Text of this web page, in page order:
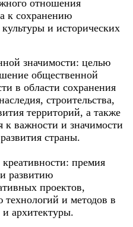
отношения
к сохранению
и исторических
значимости: целью
общественной
в области сохранения
строительства,
территорий, а также
к важности и значимости
страны.
премия
развитию
проектов,
технологий и методов в
и архитектуры.